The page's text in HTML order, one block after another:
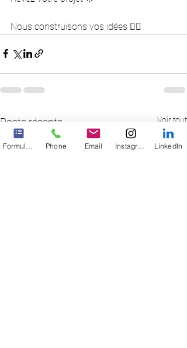
Nous construisons vos idées 👷‍♂️
Posts récents Voir tout
Phone Email LinkedIn